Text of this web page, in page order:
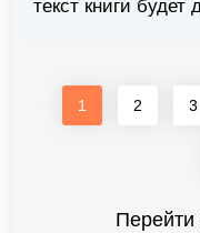
текст книги будет
1 2 3
Перейти